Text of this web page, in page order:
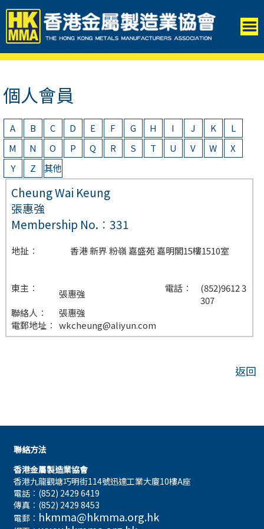
個人會員
A B C D E F G H I J K
L
M
N O P Q R S T U V W
X
Y
Z 其他
Cheung Wai Keung
張惠強
Membership No.︰331
地扯︰ 香港 新界 粉嶺 嘉盛苑 嘉明閣15樓1510室
東主︰ 張惠強 電話︰
(852)9612 3
307
聯絡人︰
張惠強
電郵地址︰ wkcheung@aliyun.com
返回
聯絡方法
香港金屬製造業協會
香港九龍觀塘巧明街114號迅達工業大廈10樓A座
電話︰(852) 2429 6419
傳真︰(852) 2429 8453
電郵︰ hkmma@hkmma.org.hk